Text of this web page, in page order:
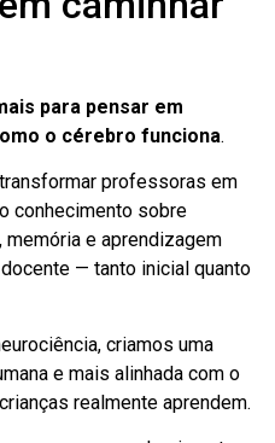
para pensar em
o cérebro funciona.
professoras em
conhecimento sobre
e aprendizagem
— tanto inicial quanto
criamos uma
e mais alinhada com o
realmente aprendem.